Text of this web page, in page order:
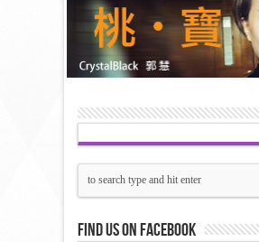
Find us on Facebook